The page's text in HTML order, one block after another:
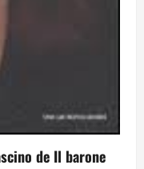
de Il barone